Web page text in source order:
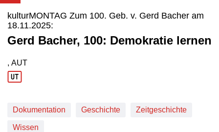
kulturMONTAG Zum 100. Geb. v. Gerd Bacher am
18.11.2025:
Gerd Bacher, 100: Demokratie lernen
Produktionsland: AUT
, AUT
Dokumentation Geschichte Zeitgeschichte
Wissen